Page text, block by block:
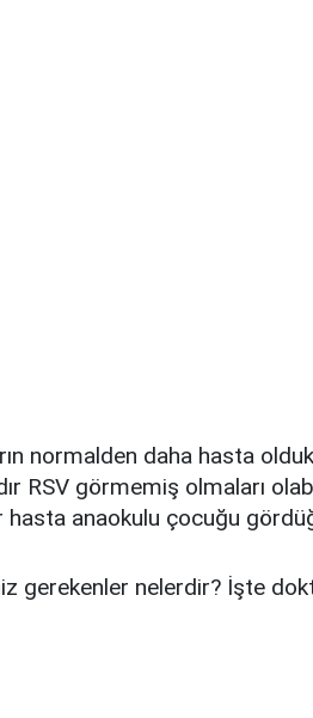
normalden daha hasta
RSV görmemiş olmaları
anaokulu çocuğu
gerekenler nelerdir? İşte